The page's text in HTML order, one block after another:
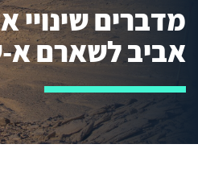
מדברים
אביב לשארם א-